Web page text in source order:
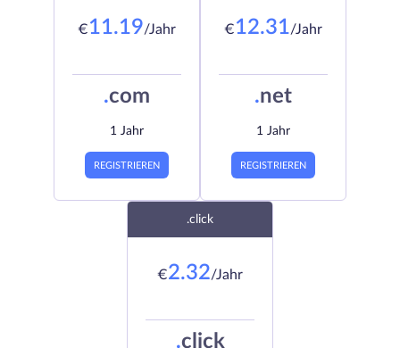
€11.19/Jahr
.com
1 Jahr
REGISTRIEREN
€12.31/Jahr
.net
1 Jahr
REGISTRIEREN
.click
€2.32/Jahr
.click